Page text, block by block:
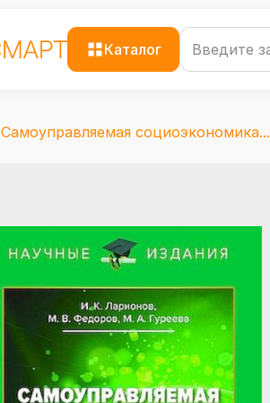
Каталог
Самоуправляемая социоэкономика...